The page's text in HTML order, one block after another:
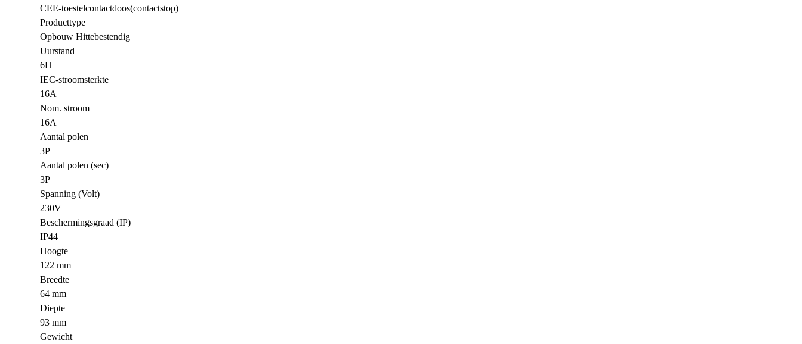
CEE-toestelcontactdoos(contactstop)
Producttype
Opbouw Hittebestendig
Uurstand
6H
IEC-stroomsterkte
16A
Nom. stroom
16A
Aantal polen
3P
Aantal polen (sec)
3P
Spanning (Volt)
230V
Beschermingsgraad (IP)
IP44
Hoogte
122 mm
Breedte
64 mm
Diepte
93 mm
Gewicht